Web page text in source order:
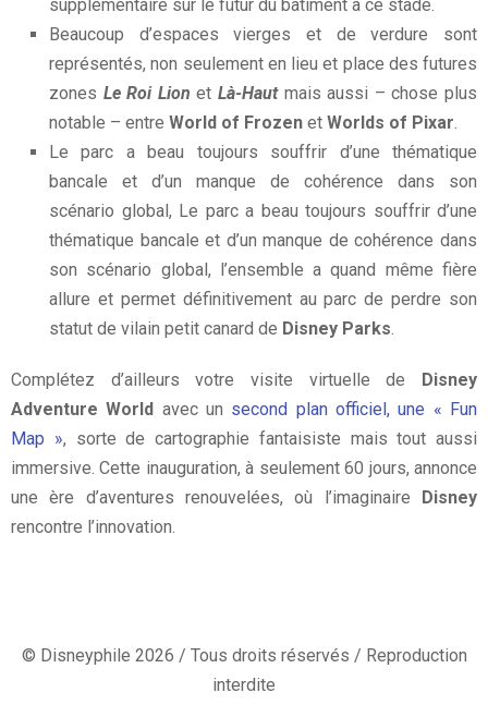
supplémentaire sur le futur du bâtiment à ce stade.
Beaucoup d’espaces vierges et de verdure sont
représentés, non seulement en lieu et place des futures
zones Le Roi Lion etLà-Haut mais aussi – chose plus
notable – entre World of Frozen et Worlds of Pixar
Le parc a beau toujours souffrir d’une thématique
bancale et d’un manque de cohérence dans son
scénario global, Le parc a beau toujours souffrir d’une
thématique bancale et d’un manque de cohérence dans
son scénario global, l’ensemble a quand même fière
allure et permet définitivement au parc de perdre son
statut de vilain petit canard de Disney Parks
Complétez d’ailleurs votre visite virtuelle de Disney
Adventure World avec un second plan officiel, une « Fun
Map », sorte de cartographie fantaisiste mais tout aussi
immersive. Cette inauguration, à seulement 60 jours, annonce
une ère d’aventures renouvelées, où l’imaginaire Disney
rencontre l’innovation.
© Disneyphile 2026 / Tous droits réservés / Reproduction
interdite